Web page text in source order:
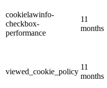
cookielawinfo-
checkbox-
performance
11
months
viewed_cookie_policy
11
months